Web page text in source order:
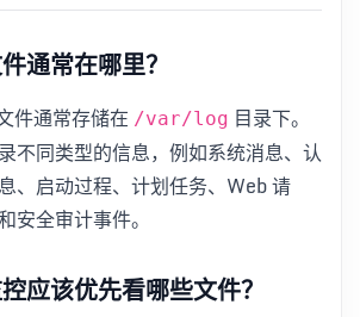
通常在哪里？
件通常存储在 /var/log 目录下。
不同类型的信息，例如系统消息、认
、启动过程、计划任务、Web 请
安全审计事件。
应该优先看哪些文件？